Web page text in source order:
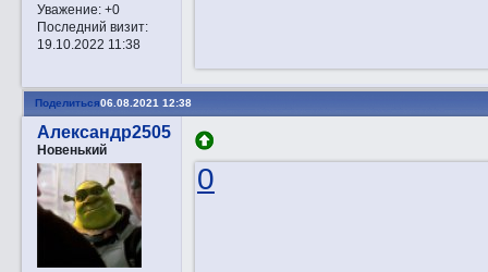
Уважение: +0
Последний визит:
19.10.2022 11:38
Поделиться06.08.2021 12:38
Александр2505
Новенький
0